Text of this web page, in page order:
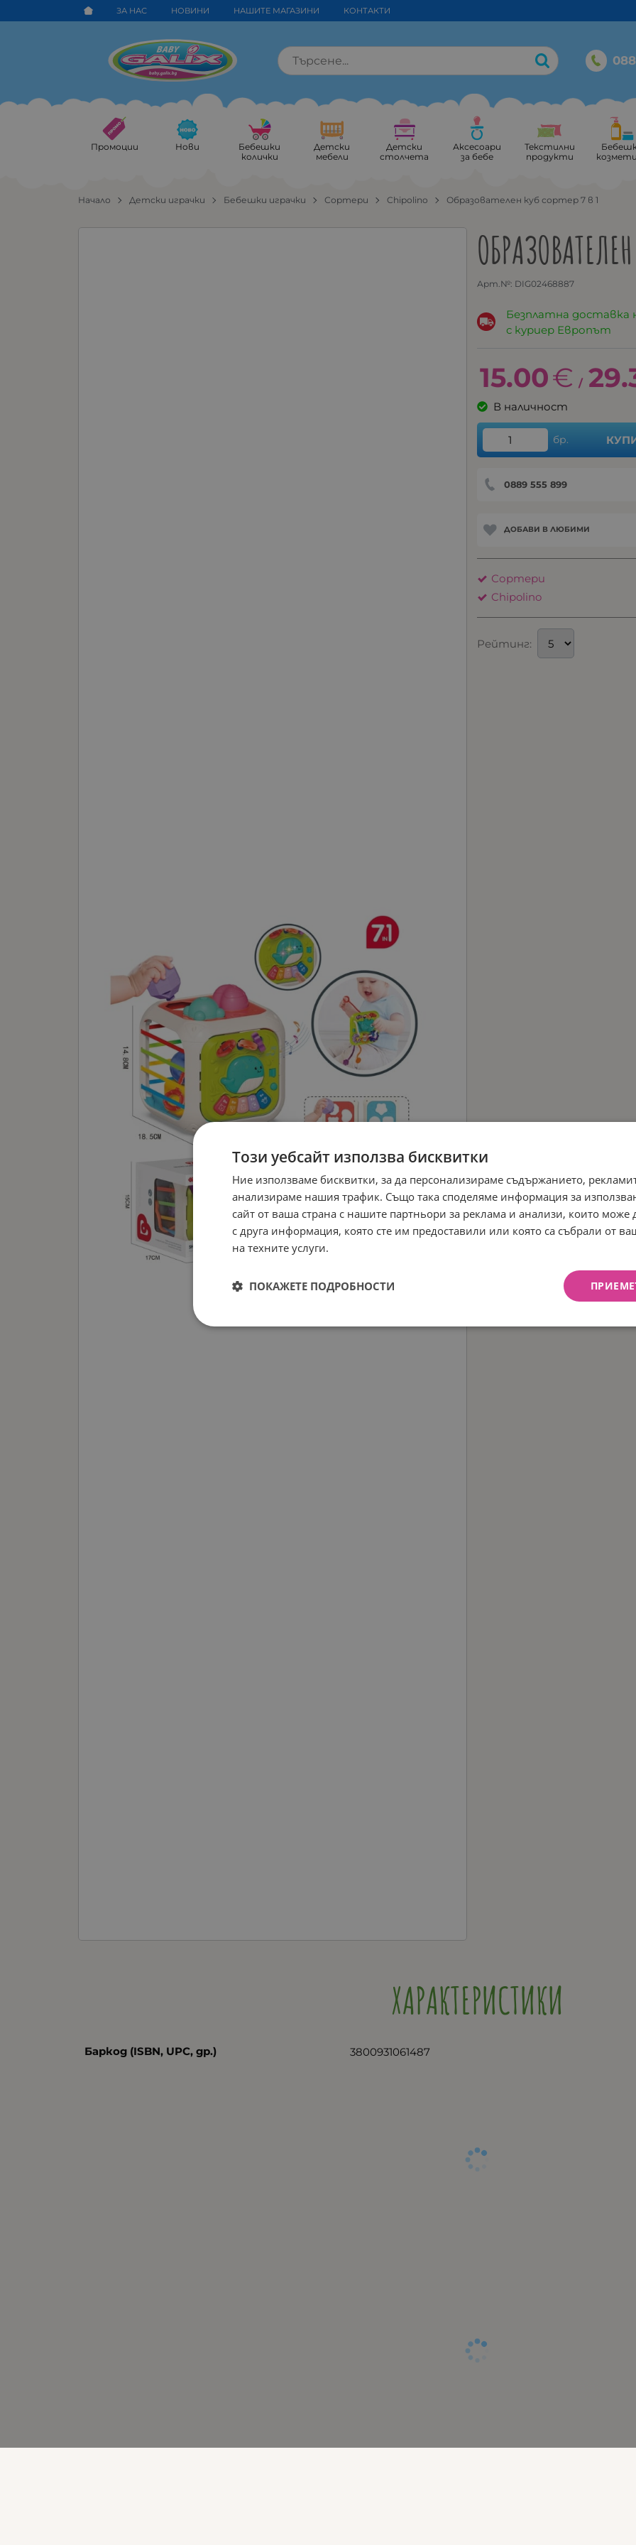
ЗА НАС НОВИНИ НАШИТЕ МАГАЗИНИ КОНТАКТИ
Промоции Нови
Бебешки
колички
Детски
мебели
Детски
столчета
Аксесоари
за бебе
Текстилни
продукти
Начало Детски играчки Бебешки играчки Сортери Chipolino Образователен куб сортер 7 в 1
Арт.№: DIG02468887
Безплатна доставка
с куриер Европът
15.00€ /
В наличност
бр.
0889 555 899
ДОБАВИ В ЛЮБИМИ
Сортери
Chipolino
Рейтинг:
ХАРАКТЕРИСТИКИ
Баркод (ISBN, UPC, др.) 3800931061487
Този уебсайт използва бисквитки
Ние използваме бисквитки, за да персонализираме съдържанието,
анализираме нашия трафик. Също така споделяме информация за
сайт от ваша страна с нашите партньори за реклама и анализи, които може
с друга информация, която сте им предоставили или която са събрали от
на техните услуги.
ПОКАЖЕТЕ ПОДРОБНОСТИ